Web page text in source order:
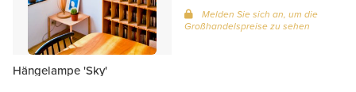
Hängelampe 'Sky'
Melden Sie sich an, um die
Großhandelspreise zu sehen